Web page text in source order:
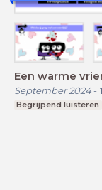
Een warme
September 2024-
Begrijpend luisteren